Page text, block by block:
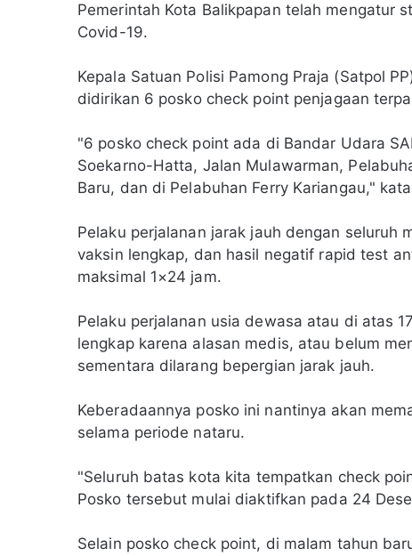
Pemerintah Kota Balikpapan telah mengatur
Covid-19.
Kepala Satuan Polisi Pamong Praja (Satpol
didirikan 6 posko check point penjagaan
"6 posko check point ada di Bandar Udara
Soekarno-Hatta, Jalan Mulawarman,
Baru, dan di Pelabuhan Ferry Kariangau,"
Pelaku perjalanan jarak jauh dengan
vaksin lengkap, dan hasil negatif rapid test
maksimal 1×24 jam.
Pelaku perjalanan usia dewasa atau di atas
lengkap karena alasan medis, atau belum
sementara dilarang bepergian jarak jauh.
Keberadaannya posko ini nantinya akan
selama periode nataru.
"Seluruh batas kota kita tempatkan check
Posko tersebut mulai diaktifkan pada 24
Selain posko check point, di malam tahun